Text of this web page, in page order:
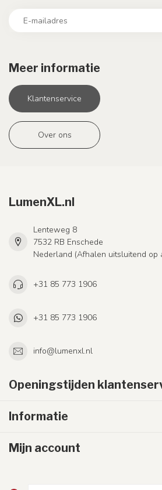
Meer informatie
Klantenservice
Over ons
LumenXL.nl
Lenteweg 8
7532 RB Enschede
Nederland (Afhalen uitsluitend op
+31 85 773 1906
+31 85 773 1906
info@lumenxl.nl
Openingstijden
Informatie
Mijn account